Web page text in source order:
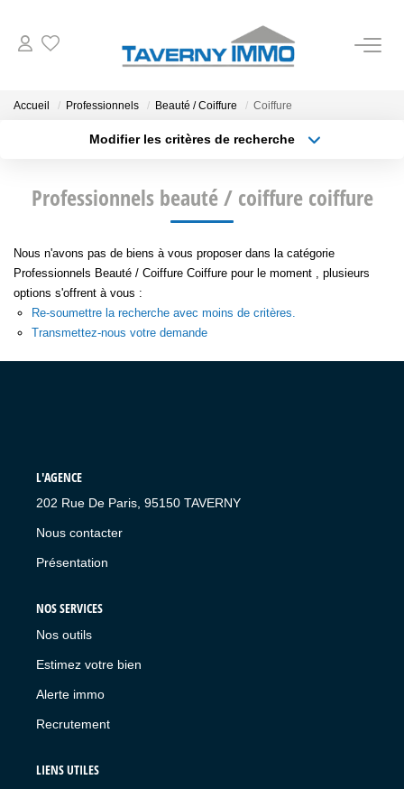
ESTIMATION
OUTILS
NOTRE AGENCE
CONTACT
Accueil Professionnels Beauté / Coiffure Coiffure
Modifier les critères de recherche
Type de bien
Créer une alerte
Professionnels beauté / coiffure coiffure
Nous n'avons pas de biens à vous proposer dans la catégorie
Professionnels Beauté / Coiffure Coiffure pour le moment , plusieurs
options s'offrent à vous :
Re-soumettre la recherche avec moins de critères.
Transmettez-nous votre demande
L'AGENCE
202 Rue De Paris, 95150 TAVERNY
Nous contacter
Présentation
NOS SERVICES
Nos outils
Estimez votre bien
Alerte immo
Recrutement
LIENS UTILES